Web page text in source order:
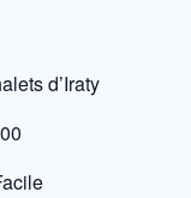
d’Iraty